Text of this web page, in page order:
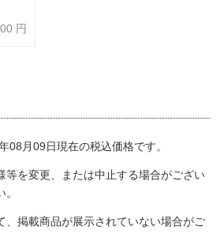
円
08月09日現在の税込価格です。
を変更、または中止する場合がござい
掲載商品が展示されていない場合がご